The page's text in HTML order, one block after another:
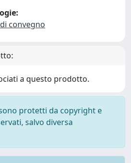
convegno
a questo prodotto.
protetti da copyright e
salvo diversa